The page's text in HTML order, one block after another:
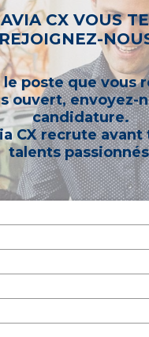
clés ou à
CX VOUS
le poste que vous
ouvert, envoyez-
candidature.
CX recrute avant
talents